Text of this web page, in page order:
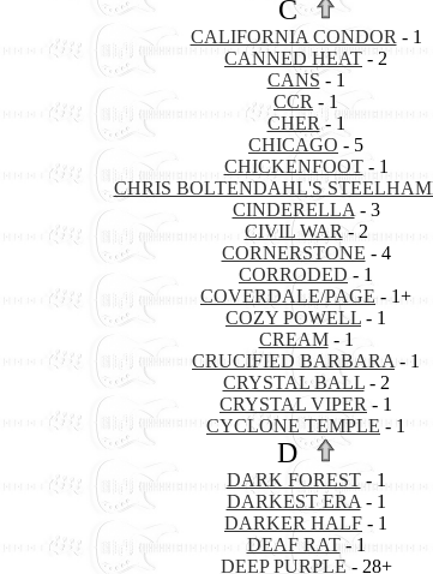
C
CALIFORNIA CONDOR - 1
CANNED HEAT- 2
CANS - 1
CCR - 1
CHER- 1
CHICAGO - 5
CHICKENFOOT- 1
CHRIS BOLTENDAHL'S
CINDERELLA - 3
CIVIL WAR - 2
CORNERSTONE - 4
CORRODED - 1
COVERDALE/PAGE - 1+
COZY POWELL - 1
CREAM- 1
CRUCIFIED BARBARA - 1
CRYSTAL BALL- 2
CRYSTAL VIPER - 1
CYCLONE TEMPLE - 1
D
DARK FOREST- 1
DARKEST ERA - 1
DARKER HALF - 1
DEAF RAT- 1
DEEP PURPLE - 28+